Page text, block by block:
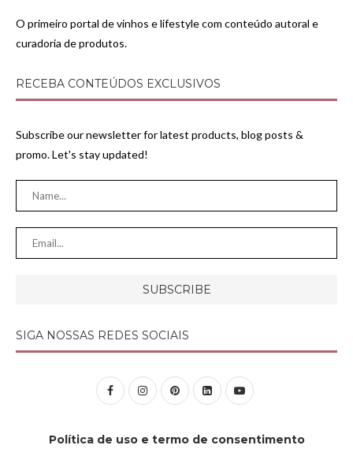
O primeiro portal de vinhos e lifestyle com conteúdo autoral e
curadoria de produtos.
RECEBA CONTEÚDOS EXCLUSIVOS
Subscribe our newsletter for latest products, blog posts &
promo. Let's stay updated!
SIGA NOSSAS REDES SOCIAIS
Política de uso e termo de consentimento